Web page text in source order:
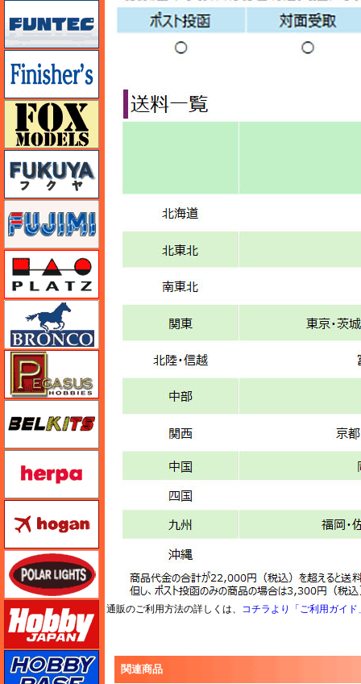
通販のご利用方法の詳しくは、 コチラより「ご利用ガイド
関連商品
funtec（ファンテック）
フィニッシャーズ
フォックスモデル（FOX MODELS）
ブロンコモデル（Bronco Models）
ペガサスホビー
ホーガンウイングス
ホビージャパン
ホビーベース